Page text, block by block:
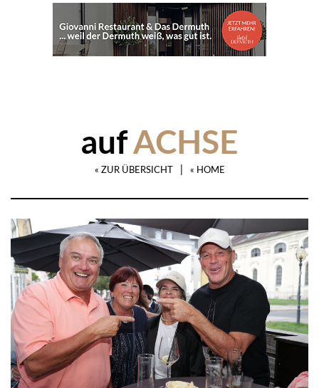
aufACHSE
« ZUR ÜBERSICHT « HOME